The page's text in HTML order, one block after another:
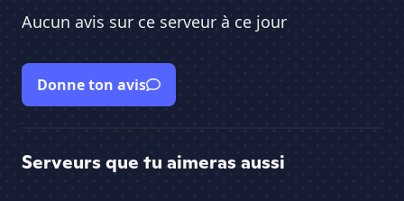
Aucun avis sur ce serveur à ce jour
Donne ton avis
Serveurs que tu aimeras aussi